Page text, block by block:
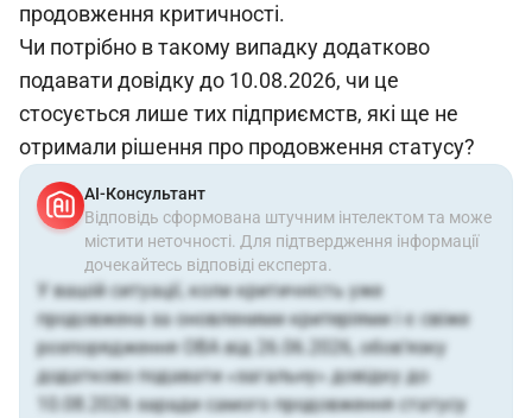
продовження критичності.
Чи потрібно в такому випадку додатково
подавати довідку до 10.08.2026, чи це
стосується лише тих підприємств, які ще не
отримали рішення про продовження статусу?
АІ-Консультант
Відповідь сформована штучним інтелектом та може
містити неточності. Для підтвердження інформації
дочекайтесь відповіді експерта.
У вашій ситуації, коли критичність уже
продовжена за оновленими критеріями і є свіже
розпорядження ОВА від 26.06.2026, обов’язку
додатково подавати «загальну» довідку до
10.08.2026 заради самого продовження статусу